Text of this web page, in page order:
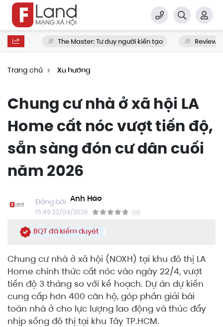
nhà The Master: Tư duy người kiến tạo Review Bất
Trang chủ Xu hướng
Chung cư nhà ở xã hội LA
Home cất nóc vượt tiến độ,
sẵn sàng đón cư dân cuối
năm 2026
Anh Hào
15:49 22/04/2026 (0)
BQT đã kiểm duyệt
Chung cư nhà ở xã hội (NOXH) tại khu đô thị LA
Home chính thức cất nóc vào ngày 22/4, vượt
tiến độ 3 tháng so với kế hoạch. Dự án dự kiến
cung cấp hơn 400 căn hộ, góp phần giải bài
toán nhà ở cho lực lượng lao động và thúc đẩy
nhịp sống đô thị tại khu Tây TP.HCM.